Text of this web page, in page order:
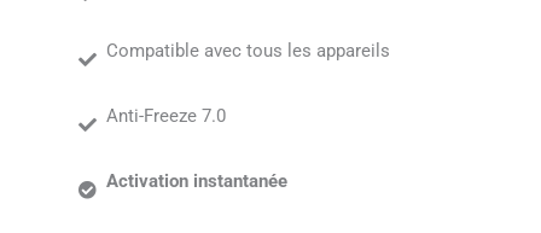
Compatible avec tous les appareils
Anti-Freeze 7.0
Activation instantanée